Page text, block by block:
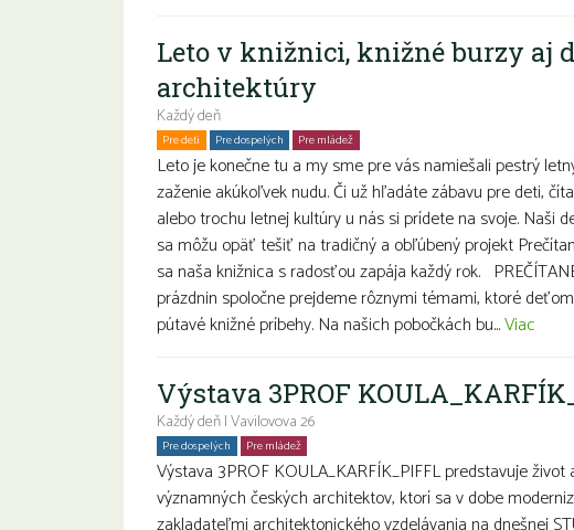
Leto v knižnici, knižné burzy aj
architektúry
Každý deň
Pre deti Pre dospelých Pre mládež
Leto je konečne tu a my sme pre vás namiešali pestrý
zaženie akúkoľvek nudu. Či už hľadáte zábavu pre deti,
alebo trochu letnej kultúry u nás si prídete na svoje. Naši
sa môžu opäť tešiť na tradičný a obľúbený projekt
sa naša knižnica s radosťou zapája každý rok.
prázdnin spoločne prejdeme rôznymi témami, ktoré
pútavé knižné príbehy. Na našich pobočkách bu...Viac
Výstava 3PROF
Každý deň | Vavilovova 26
Pre dospelých Pre mládež
Výstava 3PROF KOULA_KARFÍK_PIFFL predstavuje život
významných českých architektov, ktorí sa v dobe